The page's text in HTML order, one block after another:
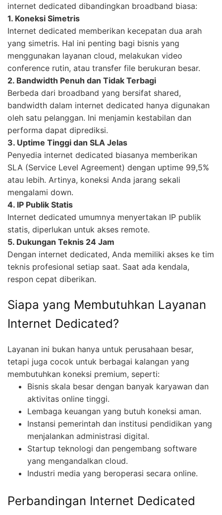
internet dedicated dibandingkan broadband biasa:
1. Koneksi Simetris
Internet dedicated memberikan kecepatan dua arah
yang simetris. Hal ini penting bagi bisnis yang
menggunakan layanan cloud, melakukan video
conference rutin, atau transfer file berukuran besar.
2. Bandwidth Penuh dan Tidak Terbagi
Berbeda dari broadband yang bersifat shared,
bandwidth dalam internet dedicated hanya digunakan
oleh satu pelanggan. Ini menjamin kestabilan dan
performa dapat diprediksi.
3. Uptime Tinggi dan SLA Jelas
Penyedia internet dedicated biasanya memberikan
SLA (Service Level Agreement) dengan uptime 99,5%
atau lebih. Artinya, koneksi Anda jarang sekali
mengalami down.
4. IP Publik Statis
Internet dedicated umumnya menyertakan IP publik
statis, diperlukan untuk akses remote.
5. Dukungan Teknis 24 Jam
Dengan internet dedicated, Anda memiliki akses ke tim
teknis profesional setiap saat. Saat ada kendala,
respon cepat diberikan.
Siapa yang Membutuhkan Layanan
Internet Dedicated?
Layanan ini bukan hanya untuk perusahaan besar,
tetapi juga cocok untuk berbagai kalangan yang
membutuhkan koneksi premium, seperti:
Bisnis skala besar dengan banyak karyawan dan
aktivitas online tinggi.
Lembaga keuangan yang butuh koneksi aman.
Instansi pemerintah dan institusi pendidikan yang
menjalankan administrasi digital.
Startup teknologi dan pengembang software
yang mengandalkan cloud.
Industri media yang beroperasi secara online.
Perbandingan Internet Dedicated